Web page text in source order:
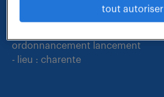
ordonnancement lancement
- lieu : charente
tout autoriser